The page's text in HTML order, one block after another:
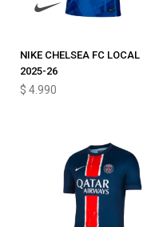
NIKE CHELSEA FC LOCAL
2025-26
$ 4.990